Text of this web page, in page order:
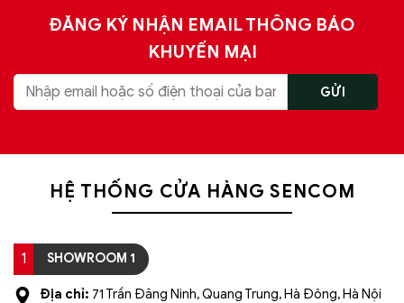
ĐĂNG KÝ NHẬN EMAIL THÔNG BÁO
KHUYẾN MẠI
HỆ THỐNG CỬA HÀNG SENCOM
1 SHOWROOM 1
Địa chỉ: 71 Trần Đăng Ninh, Quang Trung, Hà Đông, Hà Nội